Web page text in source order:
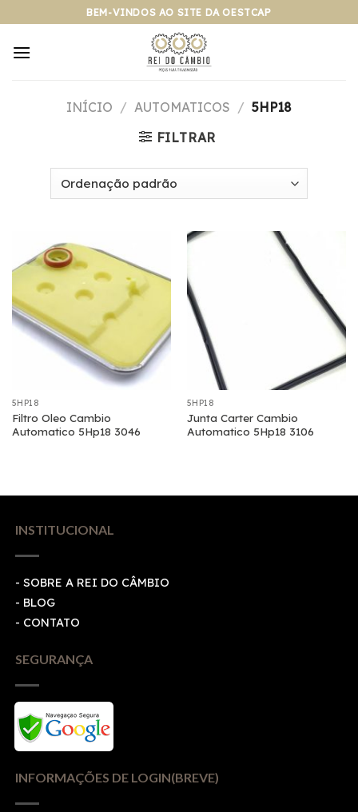
para
BEM-VINDOS AO SITE DA OESTCAP
INÍCIO / AUTOMATICOS / 5HP18
FILTRAR
5HP18
Filtro Oleo Cambio
Automatico 5Hp18 3046
5HP18
Junta Carter Cambio
Automatico 5Hp18 3106
INSTITUCIONAL
- SOBRE A REI DO CÂMBIO
- BLOG
- CONTATO
SEGURANÇA
INFORMAÇÕES DE LOGIN(BREVE)